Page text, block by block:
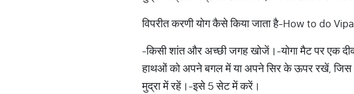
विपरीत करणी योग कैसे किया जाता है-How to do
-किसी शांत और अच्छी जगह खोजें।-योगा मैट पर एक
हाथओं को अपने बगल में या अपने सिर के ऊपर रखें, जिस
मुद्रा में रहें।-इसे 5 सेट में करें।